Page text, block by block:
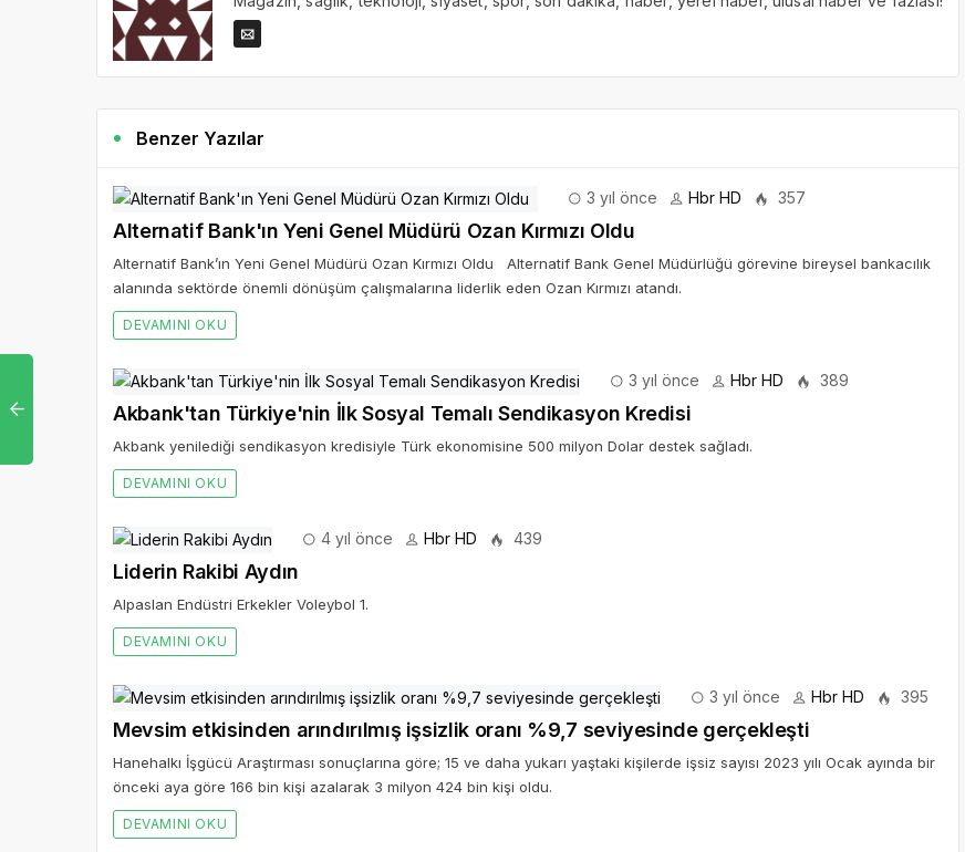
Benzer Yazılar
3 yıl önce Hbr HD 357
Alternatif Bank’ın Yeni Genel Müdürü Ozan Kırmızı Oldu Alternatif Bank Genel Müdürlüğü görevine bireysel bankacılık
alanında sektörde önemli dönüşüm çalışmalarına liderlik eden Ozan Kırmızı atandı.
DEVAMINI OKU
3 yıl önce Hbr HD 389
Akbank'tan Türkiye'nin İlk Sosyal Temalı Sendikasyon Kredisi
Akbank yenilediği sendikasyon kredisiyle Türk ekonomisine 500 milyon Dolar destek sağladı.
DEVAMINI OKU
4 yıl önce Hbr HD 439
Liderin Rakibi Aydın
Alpaslan Endüstri Erkekler Voleybol 1.
DEVAMINI OKU
3 yıl önce Hbr HD 395
Mevsim etkisinden arındırılmış işsizlik oranı %9,7 seviyesinde gerçekleşti
Hanehalkı İşgücü Araştırması sonuçlarına göre; 15 ve daha yukarı yaştaki kişilerde işsiz sayısı 2023 yılı Ocak ayında bir
önceki aya göre 166 bin kişi azalarak 3 milyon 424 bin kişi oldu.
DEVAMINI OKU